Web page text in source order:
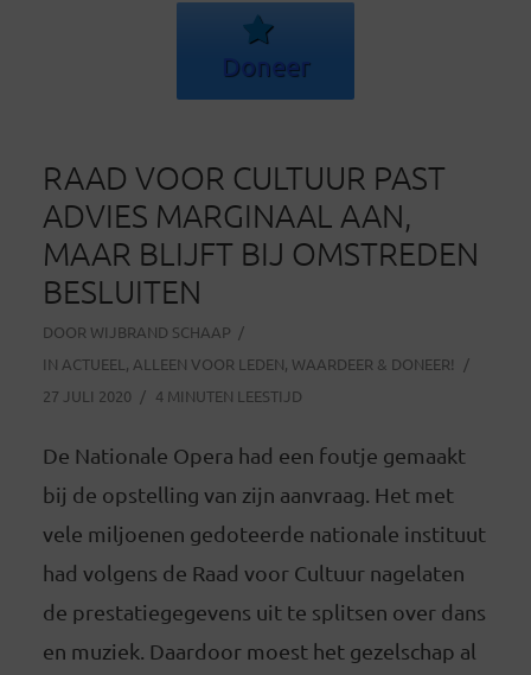
Doneer
RAAD VOOR CULTUUR PAST
ADVIES MARGINAAL AAN,
MAAR BLIJFT BIJ OMSTREDEN
BESLUITEN
DOOR WIJBRAND SCHAAP
IN ACTUEEL , ALLEEN VOOR LEDEN, WAARDEER & DONEER!
27 JULI 2020
4 MINUTEN LEESTIJD
De Nationale Opera had een foutje gemaakt
bij de opstelling van zijn aanvraag. Het met
vele miljoenen gedoteerde nationale instituut
had volgens de Raad voor Cultuur nagelaten
de prestatiegegevens uit te splitsen over dans
en muziek. Daardoor moest het gezelschap al